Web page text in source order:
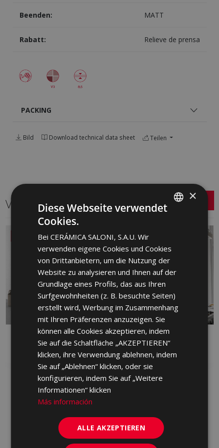
Beenden: MATT
Rabatt: Relieve de prensa
PACKING
Bild Download technical data sheet Teilen
Verwandte Serien
ARDEN
GERMAN
PORTUGUESE
×
Diese Webseite verwendet
Cookies.
Bei CERÁMICA SALONI, S.A.U. Wir
verwenden eigene Cookies und Cookies
von Drittanbietern, um die Nutzung der
Website zu analysieren und Ihnen auf der
Grundlage eines Profils, das aus Ihren
Surfgewohnheiten (z. B. besuchte Seiten)
erstellt wird, Werbung im Zusammenhang
mit Ihren Präferenzen anzuzeigen. Sie
können alle Cookies akzeptieren, indem
Sie auf die Schaltfläche „AKZEPTIEREN“
klicken, ihre Verwendung ablehnen, indem
Sie auf „Ablehnen“ klicken, oder sie
konfigurieren, indem Sie auf „Weitere
Informationen“ klicken
Más información
ALLE AKZEPTIEREN